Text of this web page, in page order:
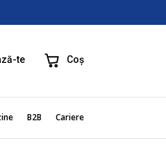
te Coș
B2B Cariere